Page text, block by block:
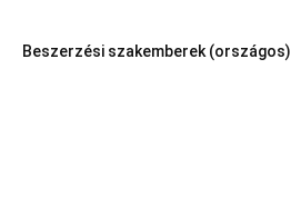
Beszerzési szakemberek (országos)